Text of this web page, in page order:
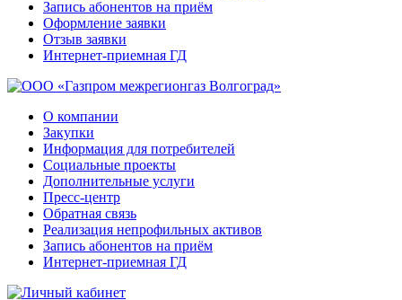
Запись абонентов на приём
Оформление заявки
Отзыв заявки
Интернет-приемная ГД
О компании
Закупки
Информация для потребителей
Социальные проекты
Дополнительные услуги
Пресс-центр
Обратная связь
Реализация непрофильных активов
Запись абонентов на приём
Интернет-приемная ГД